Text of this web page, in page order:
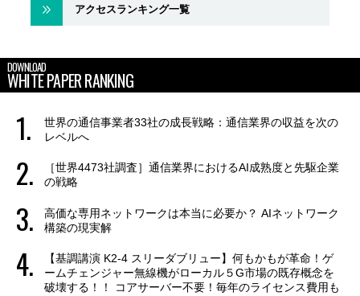
アクセスランキング一覧
DOWNLOAD
WHITE PAPER RANKING
世界の通信事業者33社の成長戦略：通信業界の収益を次の
レベルへ
［世界4473社調査］通信業界におけるAI成熟度と先駆企業
の戦略
高価な専用ネットワークは本当に必要か？ AIネットワーク
構築の現実解
【基調講演 K2-4 スリーダブリュー】何もかもが革命！ゲ
ームチェンジャー無線機がローカル５G市場の既存概念を
破壊する！！ コアサーバー不要！毎年のライセンス費用も